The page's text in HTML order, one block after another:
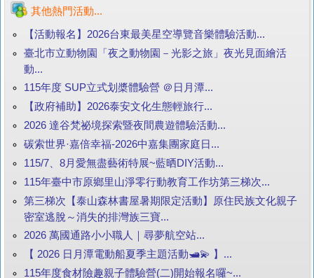
其他熱門活動...
【活動報名】2026台東最美星空導覽音樂體驗活動...
臺北市立動物園「夜之動物園－光影之旅」夜光見面繪活
動...
115年度 SUP立式划槳體驗營 ＠日月潭...
【政府補助】2026泰安文化生態輕旅行...
2026 達谷梵祕境探索暨夜間農遊體驗活動...
碳索世界·嘉倍幸福-2026中嘉集團家庭日...
115/7、8月愛無盡藝術特展~藍晒DIY活動...
115年臺中市原鄉里山淨零行動教育工作坊第三梯次...
第三梯次【泰山森林書屋暑期限定活動】原住民族文化親子
密室逃脫～消失的排灣族三寶...
2026 萬國通路小小職人｜尋夢航空站...
【 2026 日月潭電動船夏季主題活動🛥️💫 】...
115年度食材險趣親子體驗營(二)開始報名囉~...